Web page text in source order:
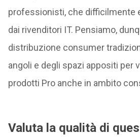
professionisti, che difficilmente
dai rivenditori IT. Pensiamo,
distribuzione consumer
angoli e degli spazi appositi per
prodotti Pro anche in ambito
Valuta la qualità di